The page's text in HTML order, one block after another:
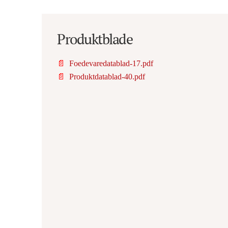
Produktblade
📄
Foedevaredatablad-17.pdf
📄
Produktdatablad-40.pdf